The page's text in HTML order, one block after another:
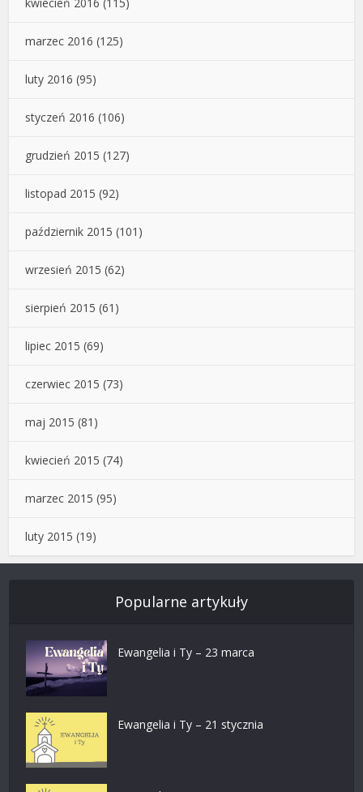
kwiecień 2016 (115)
marzec 2016 (125)
luty 2016 (95)
styczeń 2016 (106)
grudzień 2015 (127)
listopad 2015 (92)
październik 2015 (101)
wrzesień 2015 (62)
sierpień 2015 (61)
lipiec 2015 (69)
czerwiec 2015 (73)
maj 2015 (81)
kwiecień 2015 (74)
marzec 2015 (95)
luty 2015 (19)
Popularne artykuły
Ewangelia i Ty – 23 marca
Ewangelia i Ty – 21 stycznia